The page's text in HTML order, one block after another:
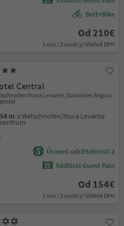
Bett+Bike
Od 210€
1 noc / 2 osob(y) Včetně DPH
Central
Nova Levante, Dolomites Region
54 m z Welschnofen/Nova Levante
centrum
Úroveň udržitelnosti 2
Südtirol Guest Pass
Od 154€
1 noc / 2 osob(y) Včetně DPH